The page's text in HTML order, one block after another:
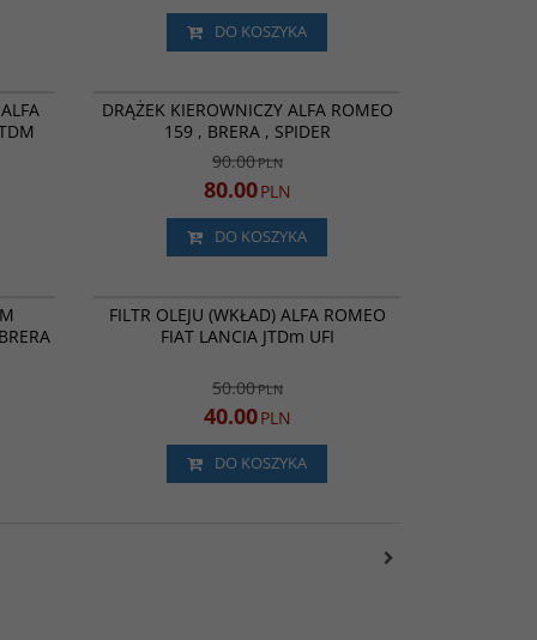
DO KOSZYKA
PROMOCJA
DRĄŻEK KIEROWNICZY ALFA ROMEO
159 , BRERA , SPIDER
90.00PLN
80.00PLN
DO KOSZYKA
BESTSELLER PROMOCJA
FILTR OLEJU (WKŁAD) ALFA ROMEO
FIAT LANCIA JTDm UFI
50.00PLN
40.00PLN
DO KOSZYKA